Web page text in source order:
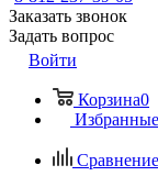
Заказать звонок
Задать вопрос
Войти
Корзина0